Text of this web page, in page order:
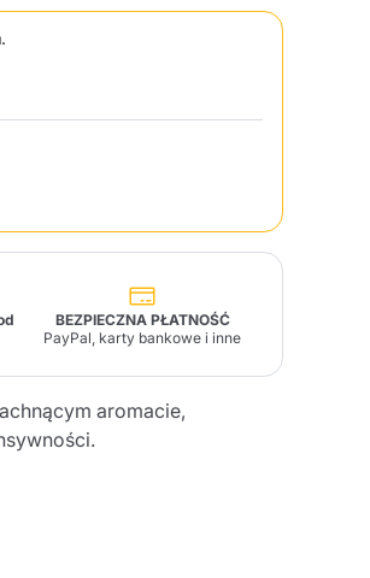
Raptus
BEZPIECZNA PŁATNOŚĆ
PayPal, karty bankowe i inne
aromacie,